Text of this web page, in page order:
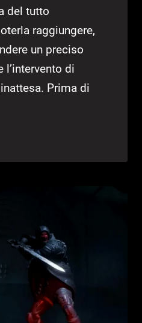
del tutto
raggiungere,
un preciso
l’intervento di
Prima di